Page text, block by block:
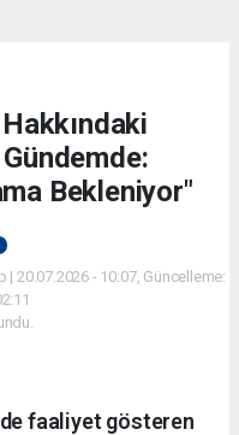
Bekleniyor"
20.07.2026 - 10:07, Güncelleme:
faaliyet gösteren